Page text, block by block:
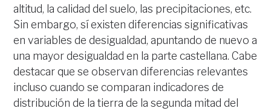
altitud, la calidad del suelo, las precipitaciones, etc.
Sin embargo, sí existen diferencias significativas
en variables de desigualdad, apuntando de nuevo a
una mayor desigualdad en la parte castellana. Cabe
destacar que se observan diferencias relevantes
incluso cuando se comparan indicadores de
distribución de la tierra de la segunda mitad del